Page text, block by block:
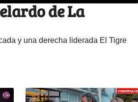
de La
y una derecha liderada El Tigre